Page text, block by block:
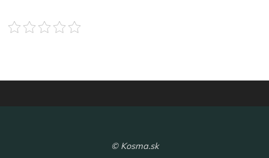
© Kosma.sk